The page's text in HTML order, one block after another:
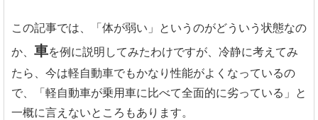
この記事では、「体が弱い」というのがどういう状態なの
か、 車を例に説明してみたわけですが、冷静に考えてみ
たら、今は軽自動車でもかなり性能がよくなっているの
で、「軽自動車が乗用車に比べて全面的に劣っている」と
一概に言えないところもあります。